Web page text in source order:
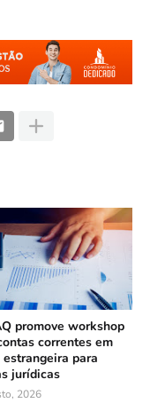
promove workshop
correntes em
estrangeira para
jurídicas
2026